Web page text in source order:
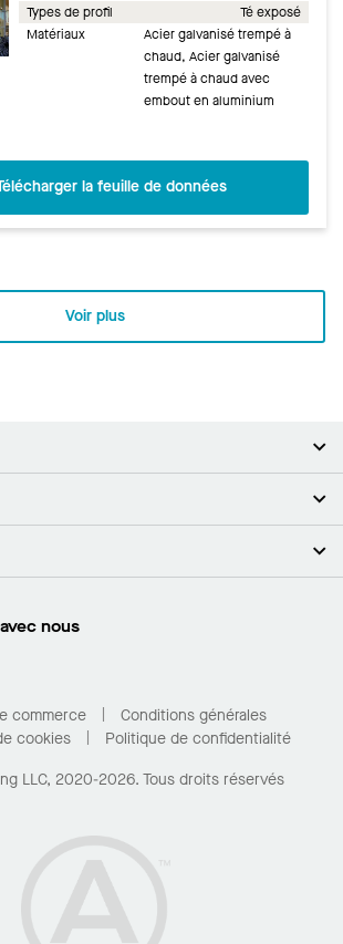
Types de profil
Té exposé
Matériaux
Acier galvanisé trempé à
chaud, Acier galvanisé
trempé à chaud avec
embout en aluminium
la feuille de données
Voir plus
d’achat?
nous
commerce
Conditions générales
cookies
Politique de confidentialité
LLC, 2020-2026. Tous droits réservés